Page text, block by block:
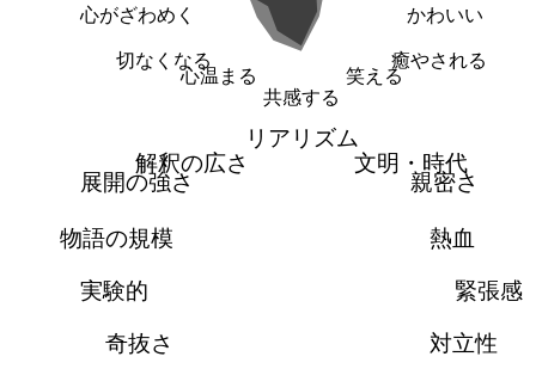
かわいい
癒やされる
笑える
共感する
心温まる
切なくなる
心がざわめく
リアリズム
文明・時代
親密さ
熱血
緊張感
対立性
奇抜さ
実験的
物語の規模
展開の強さ
解釈の広さ